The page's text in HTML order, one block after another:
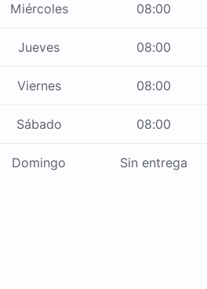
Miércoles 08:00
Jueves 08:00
Viernes 08:00
Sábado 08:00
Domingo Sin entrega